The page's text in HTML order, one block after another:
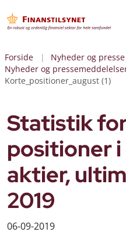
Forside
Nyheder og presse
Nyheder og
Korte_positioner_august (1)
Statistik
positioner i
aktier,
2019
06-09-2019